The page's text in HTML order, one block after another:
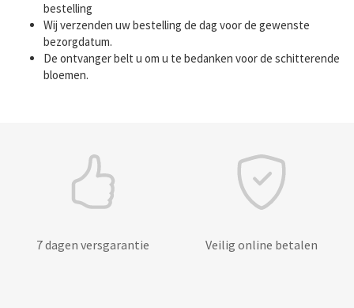
bestelling
Wij verzenden uw bestelling de dag voor de gewenste
bezorgdatum.
De ontvanger belt u om u te bedanken voor de schitterende
bloemen.
7 dagen versgarantie Veilig online betalen